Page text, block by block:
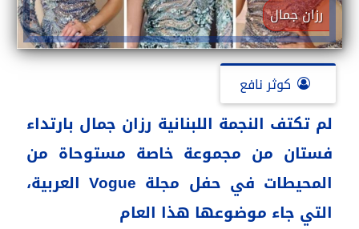
رزان جمال
كوثر نافع
لم تكتف النجمة اللبنانية رزان جمال بارتداء
فستان من مجموعة خاصة مستوحاة من
المحيطات في حفل مجلة Vogue العربية،
التي جاء موضوعها هذا العام